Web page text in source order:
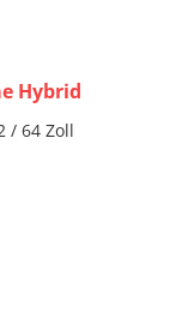
Hybrid
/ 64 Zoll